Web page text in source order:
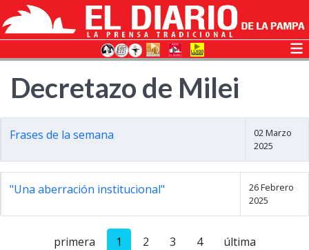
Decretazo de Milei
Frases de la semana
02 Marzo
2025
"Una aberración institucional"
26 Febrero
2025
primera 1 2 3 4 última